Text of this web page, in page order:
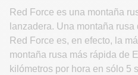
Red Force es una montaña
lanzadera. Una montaña
Red Force es, en efecto, la
montaña rusa más rápida de
kilómetros por hora en sólo 5